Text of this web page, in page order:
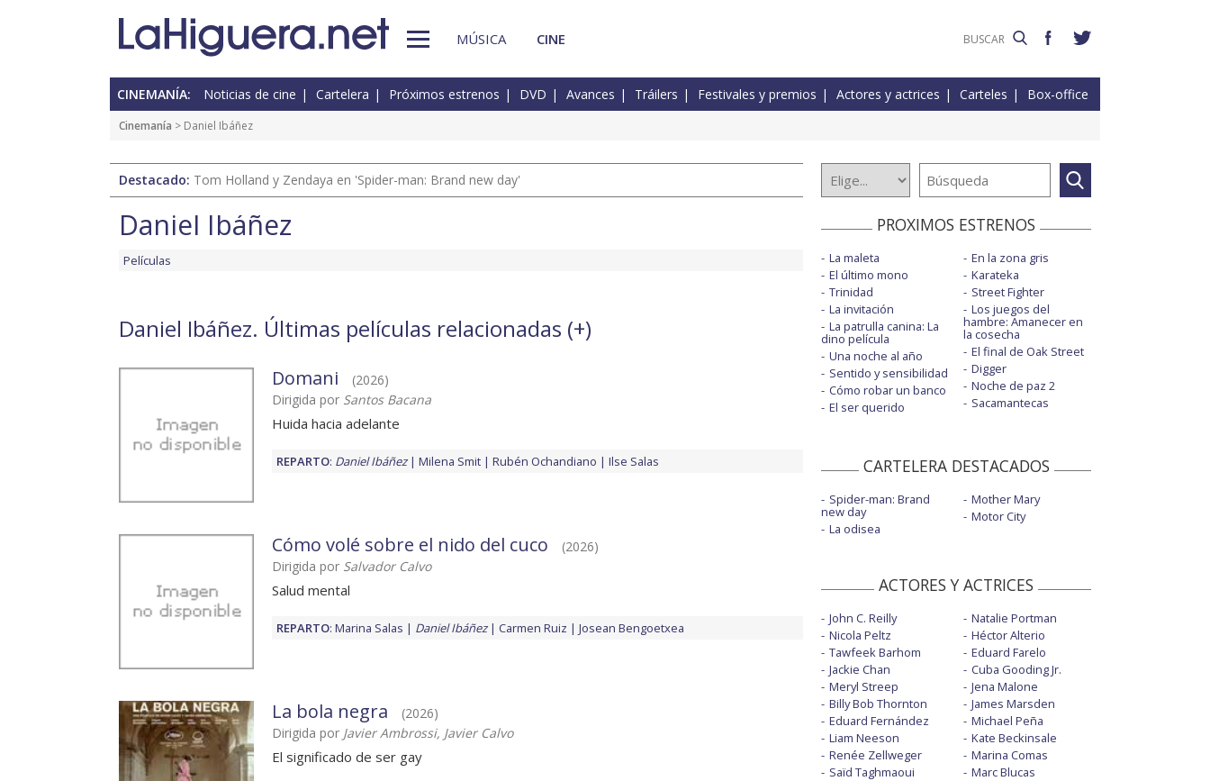
MÚSICA CINE
CINEMANÍA: Noticias de cine Cartelera Próximos estrenos DVD Avances Tráilers Festivales y premios Actores y actrices Carteles Box-office
Cinemanía > Daniel Ibáñez
Destacado: Tom Holland y Zendaya en 'Spider-man: Brand new day'
Daniel Ibáñez
Películas
Daniel Ibáñez. Últimas películas relacionadas (+)
Domani
(2026)
Dirigida por Santos Bacana
Huida hacia adelante
REPARTO: Daniel Ibáñez Milena Smit Rubén Ochandiano Ilse Salas
Cómo volé sobre el nido del cuco
(2026)
Dirigida por Salvador Calvo
Salud mental
REPARTO: Marina Salas Daniel Ibáñez Carmen Ruiz Josean Bengoetxea
La bola negra
(2026)
Dirigida por Javier Ambrossi, Javier Calvo
El significado de ser gay
PROXIMOS ESTRENOS
La maleta
El último mono
Trinidad
La invitación
La patrulla canina: La
dino película
Una noche al año
Sentido y sensibilidad
Cómo robar un banco
El ser querido
En la zona gris
Karateka
Street Fighter
Los juegos del
hambre: Amanecer en
la cosecha
El final de Oak Street
Digger
Noche de paz 2
Sacamantecas
CARTELERA DESTACADOS
Spider-man: Brand
new day
La odisea
Mother Mary
Motor City
ACTORES Y ACTRICES
John C. Reilly
Nicola Peltz
Tawfeek Barhom
Jackie Chan
Meryl Streep
Billy Bob Thornton
Eduard Fernández
Liam Neeson
Renée Zellweger
Saïd Taghmaoui
Natalie Portman
Héctor Alterio
Eduard Farelo
Cuba Gooding Jr.
Jena Malone
James Marsden
Michael Peña
Kate Beckinsale
Marina Comas
Marc Blucas